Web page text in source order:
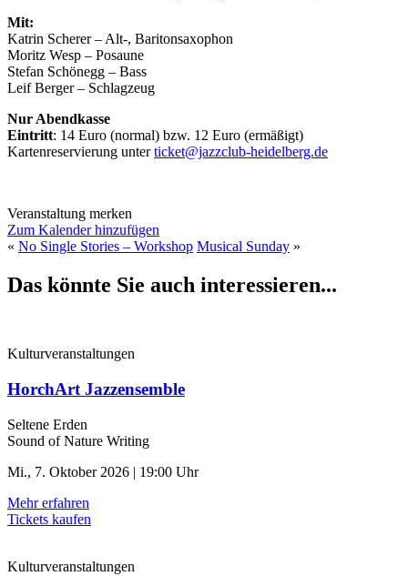
Mit:
Katrin Scherer – Alt-, Baritonsaxophon
Moritz Wesp – Posaune
Stefan Schönegg – Bass
Leif Berger – Schlagzeug
Nur Abendkasse
Eintritt: 14 Euro (normal) bzw. 12 Euro (ermäßigt)
Kartenreservierung unterticket@jazzclub-heidelberg.de
Veranstaltung merken
Zum Kalender hinzufügen
« No Single Stories – Workshop Musical Sunday »
Das könnte Sie auch interessieren...
Kulturveranstaltungen
HorchArt Jazzensemble
Seltene Erden
Sound of Nature Writing
Mi., 7. Oktober 2026 | 19:00 Uhr
Mehr erfahren
Tickets kaufen
Kulturveranstaltungen